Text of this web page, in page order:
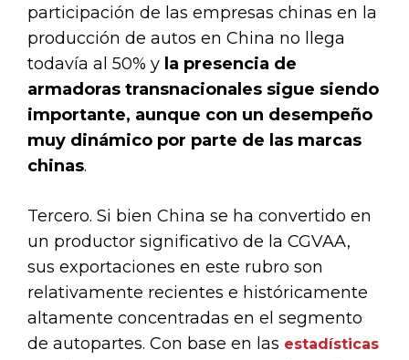
participación de las empresas chinas en la
producción de autos en China no llega
todavía al 50% y la presencia de
armadoras transnacionales sigue siendo
importante, aunque con un desempeño
muy dinámico por parte de las marcas
chinas.
Tercero. Si bien China se ha convertido en
un productor significativo de la CGVAA,
sus exportaciones en este rubro son
relativamente recientes e históricamente
altamente concentradas en el segmento
de autopartes. Con base en las estadísticas